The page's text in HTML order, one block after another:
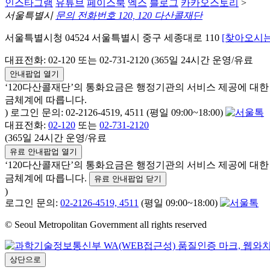
인스타그램 유튜브 페이스북 엑스 블로그 카카오스토리 >
서울특별시 문의 전화번호 120, 120 다산콜재단
서울특별시청 04524 서울특별시 중구 세종대로 110 [찾아오시
대표전화: 02-120 또는 02-731-2120 (365일 24시간 운영/유료
안내팝업 열기
‘120다산콜재단’의 통화요금은 행정기관의 서비스 제공에 대
금체계에 따릅니다.
) 로그인 문의: 02-2126-4519, 4511 (평일 09:00~18:00)
대표전화: 02-120 또는 02-731-2120
(365일 24시간 운영/유료
유료 안내팝업 열기
‘120다산콜재단’의 통화요금은 행정기관의 서비스 제공에 대
금체계에 따릅니다.
유료 안내팝업 닫기
)
로그인 문의: 02-2126-4519, 4511 (평일 09:00~18:00)
© Seoul Metropolitan Government all rights reserved
상단으로